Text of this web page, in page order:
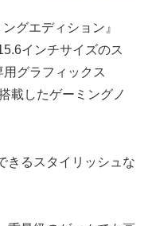
グエディション』
インチサイズのス
グラフィックス
載したゲーミングノ
きるスタイリッシュな